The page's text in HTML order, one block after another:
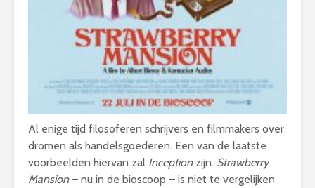
Al enige tijd filosoferen schrijvers en filmmakers over
dromen als handelsgoederen. Een van de laatste
voorbeelden hiervan zal Inceptionzijn. Strawberry
Mansion– nu in de bioscoop – is niet te vergelijken